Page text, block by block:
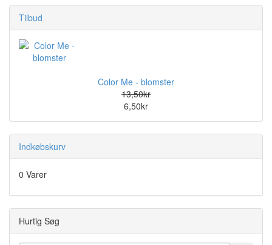
Tilbud
Color Me - blomster
13,50kr
6,50kr
Indkøbskurv
0 Varer
Hurtig Søg